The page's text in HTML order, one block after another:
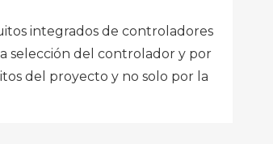
integrados de controladores
selección del controlador y por
del proyecto y no solo por la